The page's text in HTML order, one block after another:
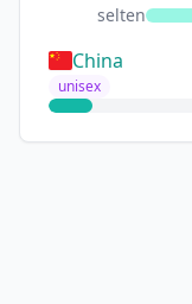
selten
China
unisex